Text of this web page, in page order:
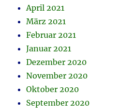
April 2021
März 2021
Februar 2021
Januar 2021
Dezember 2020
November 2020
Oktober 2020
September 2020